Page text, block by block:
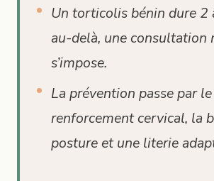
Un torticolis bénin dure 2
au-delà, une consultation
s’impose.
La prévention passe par le
renforcement cervical, la
posture et une literie